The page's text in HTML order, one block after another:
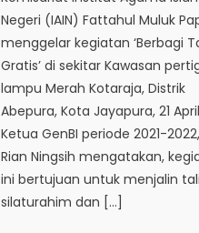
Negeri (IAIN) Fattahul Muluk
menggelar kegiatan ‘Berbagi
Gratis’ di sekitar Kawasan
lampu Merah Kotaraja, Distrik
Abepura, Kota Jayapura, 21
Ketua GenBI periode 2021-
Rian Ningsih mengatakan,
ini bertujuan untuk menjalin tali
silaturahim dan […]